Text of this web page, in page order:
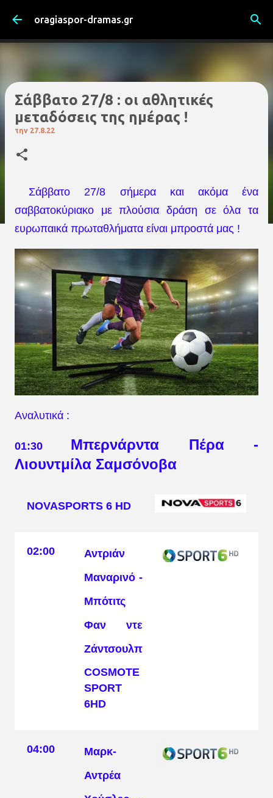
Μετάβαση στο κύριο περιεχόμενο
oragiaspor-dramas.gr
Σάββατο 27/8 : οι αθλητικές
μεταδόσεις της ημέρας !
την 27.8.22
Σάββατο 27/8 σήμερα και ακόμα ένα
σαββατοκύριακο με πλούσια δράση σε όλα τα
ευρωπαικά πρωταθλήματα είναι μπροστά μας !
Αναλυτικά :
01:30 Μπερνάρντα Πέρα -
Λιουντμίλα Σαμσόνοβα
NOVASPORTS 6 HD
02:00
Αντριάν
Μαναρινό -
Μπότιτς
Φαν ντε
Ζάντσουλπ
COSMOTE
SPORT
6HD
04:00
Μαρκ-
Αντρέα